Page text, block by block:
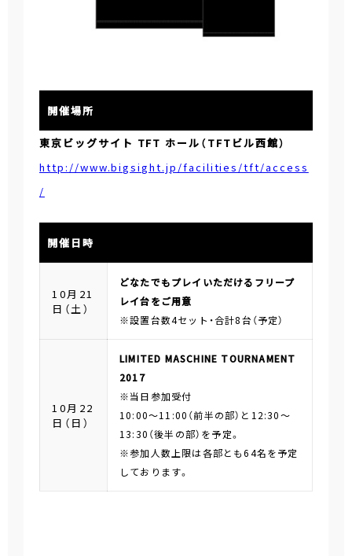
開催場所
東京ビッグサイト TFT ホール（TFTビル西館）
http://www.bigsight.jp/facilities/tft/access
/
開催日時
10月21
日（土）
どなたでもプレイいただけるフリープ
レイ台をご用意
※設置台数4セット・合計8台（予定）
10月22
日（日）
LIMITED MASCHINE TOURNAMENT
2017
※当日参加受付
10:00～11:00（前半の部）と12:30～
13:30（後半の部）を予定。
※参加人数上限は各部とも64名を予定
しております。